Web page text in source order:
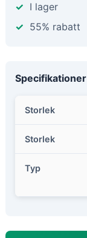
I lager
55% rabatt
Specifikationer
Storlek
Storlek
Typ